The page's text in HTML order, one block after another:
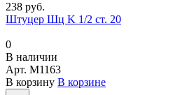
238 руб.
Штуцер Шц K 1/2 ст. 20
0
В наличии
Арт. M1163
В корзину В корзине